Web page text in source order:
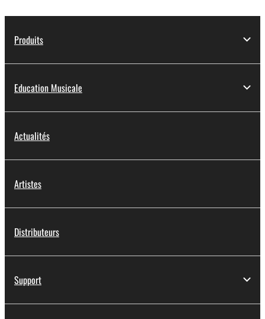
Produits
Education Musicale
Actualités
Artistes
Distributeurs
Support